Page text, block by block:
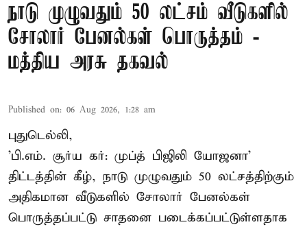
நாடு முழுவதும் 50 லட்சம் வீடுகளில்
சோலார் பேனல்கள் பொருத்தம் -
மத்திய அரசு தகவல்
Published on: 06 Aug 2026, 1:28 am
புதுடெல்லி,
'பி.எம். சூர்ய கர்: முப்த் பிஜிலி யோஜனா'
திட்டத்தின் கீழ், நாடு முழுவதும் 50 லட்சத்திற்கும்
அதிகமான வீடுகளில் சோலார் பேனல்கள்
பொருத்தப்பட்டு சாதனை படைக்கப்பட்டுள்ளதாக